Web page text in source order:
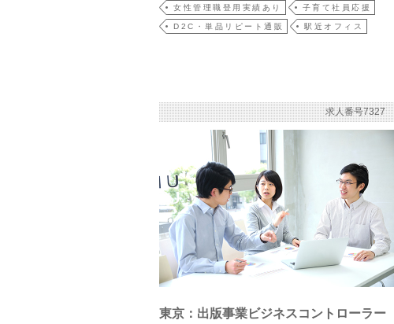
女性管理職登用実績あり 子育て社員応援
D2C・単品リピート通販 駅近オフィス
求人番号7327
東京：出版事業ビジネスコントローラー